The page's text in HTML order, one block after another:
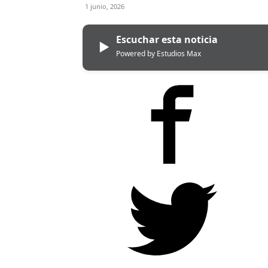
1 junio, 2026
▶ Escuchar esta noticia
Powered by Estudios Max